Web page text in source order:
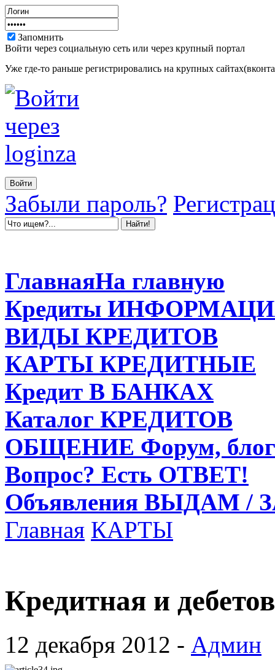
Запомнить
Войти через социальную сеть или через крупный портал
Уже где-то раньше регистрировались на крупных
Забыли пароль?
ГлавнаяНа главную
Кредиты
ВИДЫ КРЕДИТОВ
КАРТЫ КРЕДИТНЫЕ
Кредит В БАНКАХ
Каталог КРЕДИТОВ
ОБЩЕНИЕ Форум,
Вопрос? Есть ОТВЕТ!
Объявления ВЫДАМ /
Главная КАРТЫ
Кредитная и
12 декабря 2012 - Админ